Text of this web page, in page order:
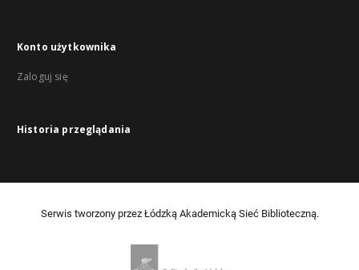
Konto użytkownika
Zaloguj się
Historia przeglądania
Serwis tworzony przez Łódzką Akademicką Sieć Biblioteczną.